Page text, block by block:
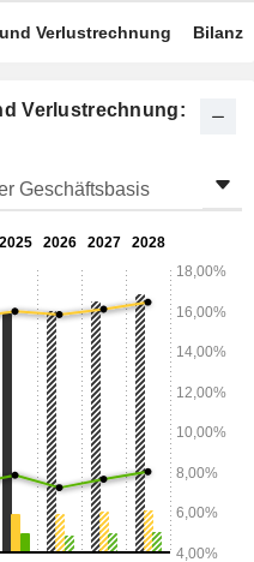
Verlustrechnung Bilanz
Verlustrechnung:
Geschäftsbasis